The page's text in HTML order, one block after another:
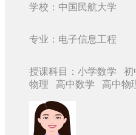
学校：中国民航大学
专业：电子信息工程
授课科目：小学数学
物理 高中数学 高中物